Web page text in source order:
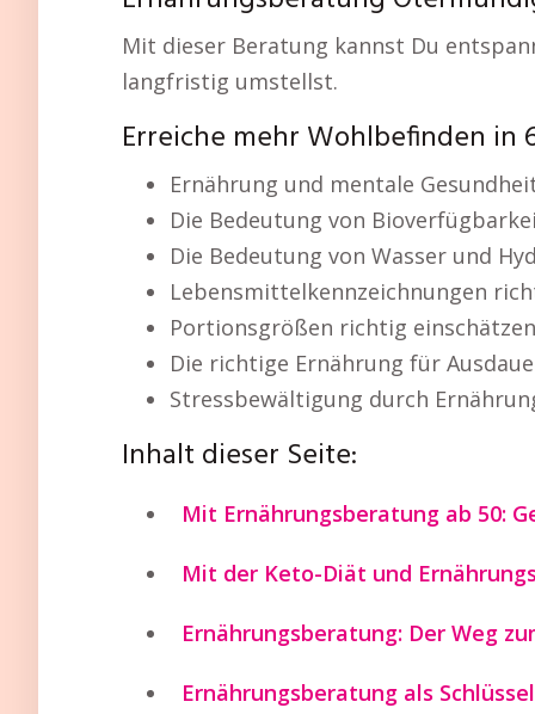
Mit dieser Beratung kannst Du
langfristig umstellst.
Erreiche mehr Wohlbefinden in
Ernährung und mentale
Die Bedeutung von
Die Bedeutung von Wasser und
Lebensmittelkennzeichnungen
Portionsgrößen richtig einschätzen
Die richtige Ernährung für
Stressbewältigung durch
Inhalt dieser Seite:
Mit Ernährungsberatung ab 50:
Mit der Keto-Diät und
Ernährungsberatung: Der Weg
Ernährungsberatung als